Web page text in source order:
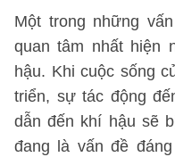
Một trong những
quan tâm nhất hiện
hậu. Khi cuộc sống
triển, sự tác động
dẫn đến khí hậu sẽ
đang là vấn đề